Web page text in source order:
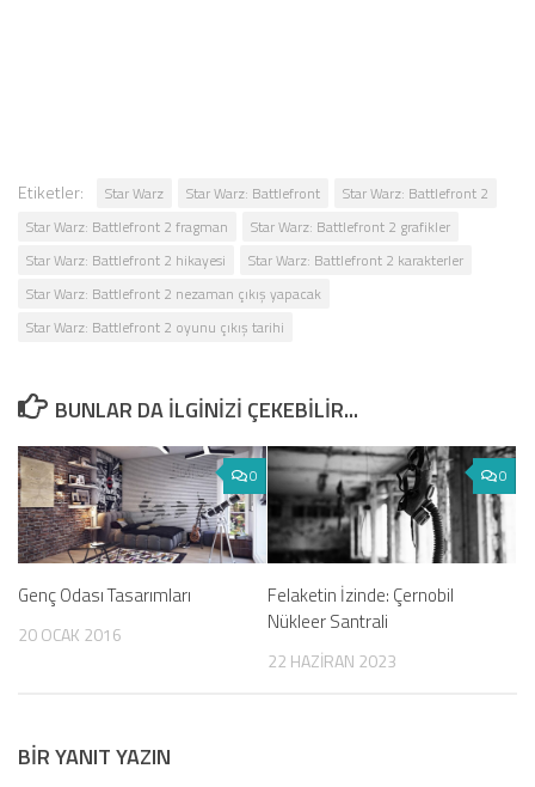
Etiketler: Star Warz Star Warz: Battlefront
Star Warz: Battlefront 2
Star Warz: Battlefront 2 fragman
Star Warz: Battlefront 2 grafikler
Star Warz: Battlefront 2 hikayesi
Star Warz: Battlefront 2 karakterler
Star Warz: Battlefront 2 nezaman çıkış yapacak
Star Warz: Battlefront 2 oyunu çıkış tarihi
BUNLAR DA ILGINIZI ÇEKEBILIR...
0
Genç Odası Tasarımları
20 OCAK 2016
0
Felaketin İzinde: Çernobil
Nükleer Santrali
22 HAZIRAN 2023
BIR YANIT YAZIN